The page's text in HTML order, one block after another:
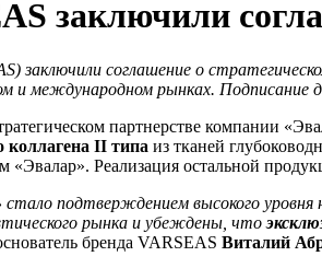
заключили
заключили соглашение о
и международном рынках.
партнерстве компании
коллагена II типа из тканей
Реализация остальной
стало подтверждением высокого уровня
рынка и убеждены, что
бренда VARSEAS Виталий